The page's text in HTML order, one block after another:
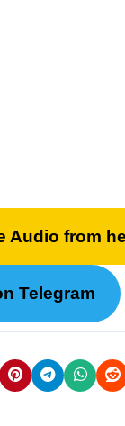
from
Telegram